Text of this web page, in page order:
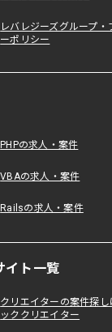
レバレジーズグループ・
ーポリシー
PHPの求人・案件
VBAの求人・案件
Railsの求人・案件
イト一覧
クリエイターの案件探し
ッククリエイター